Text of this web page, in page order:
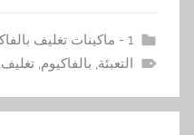
1 - ماكينات تغليف بالفاكيوم
التعبئة, بالفاكيوم,تغليف,